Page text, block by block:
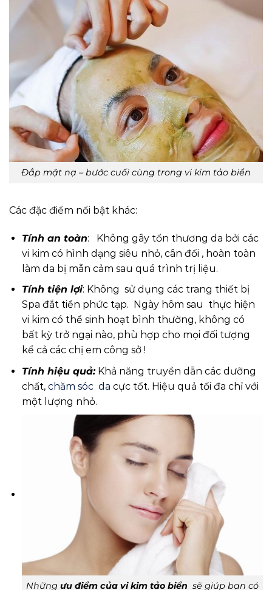
Đắp mặt nạ – bước cuối cùng trong vi kim tảo biển
Các đặc điểm nổi bật khác:
Tính an toàn: Không gây tổn thương da bởi các
vi kim có hình dạng siêu nhỏ, cân đối , hoàn toàn
làm da bị mẫn cảm sau quá trình trị liệu.
Tính tiện lợi: Không sử dụng các trang thiết bị
Spa đắt tiền phức tạp. Ngày hôm sau thực hiện
vi kim có thể sinh hoạt bình thường, không có
bất kỳ trở ngại nào, phù hợp cho mọi đối tượng
kể cả các chị em công sở !
Tính hiệu quả:Khả năng truyền dẫn các dưỡng
chất, chăm sóc da cực tốt. Hiệu quả tối đa chỉ với
một lượng nhỏ.
Những ưu điểm của vi kim tảo biển sẽ giúp bạn có